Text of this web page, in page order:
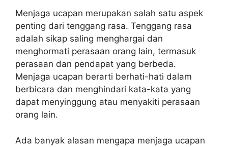
Menjaga ucapan merupakan salah satu aspek
penting dari tenggang rasa. Tenggang rasa
adalah sikap saling menghargai dan
menghormati perasaan orang lain, termasuk
perasaan dan pendapat yang berbeda.
Menjaga ucapan berarti berhati-hati dalam
berbicara dan menghindari kata-kata yang
dapat menyinggung atau menyakiti perasaan
orang lain.
Ada banyak alasan mengapa menjaga ucapan